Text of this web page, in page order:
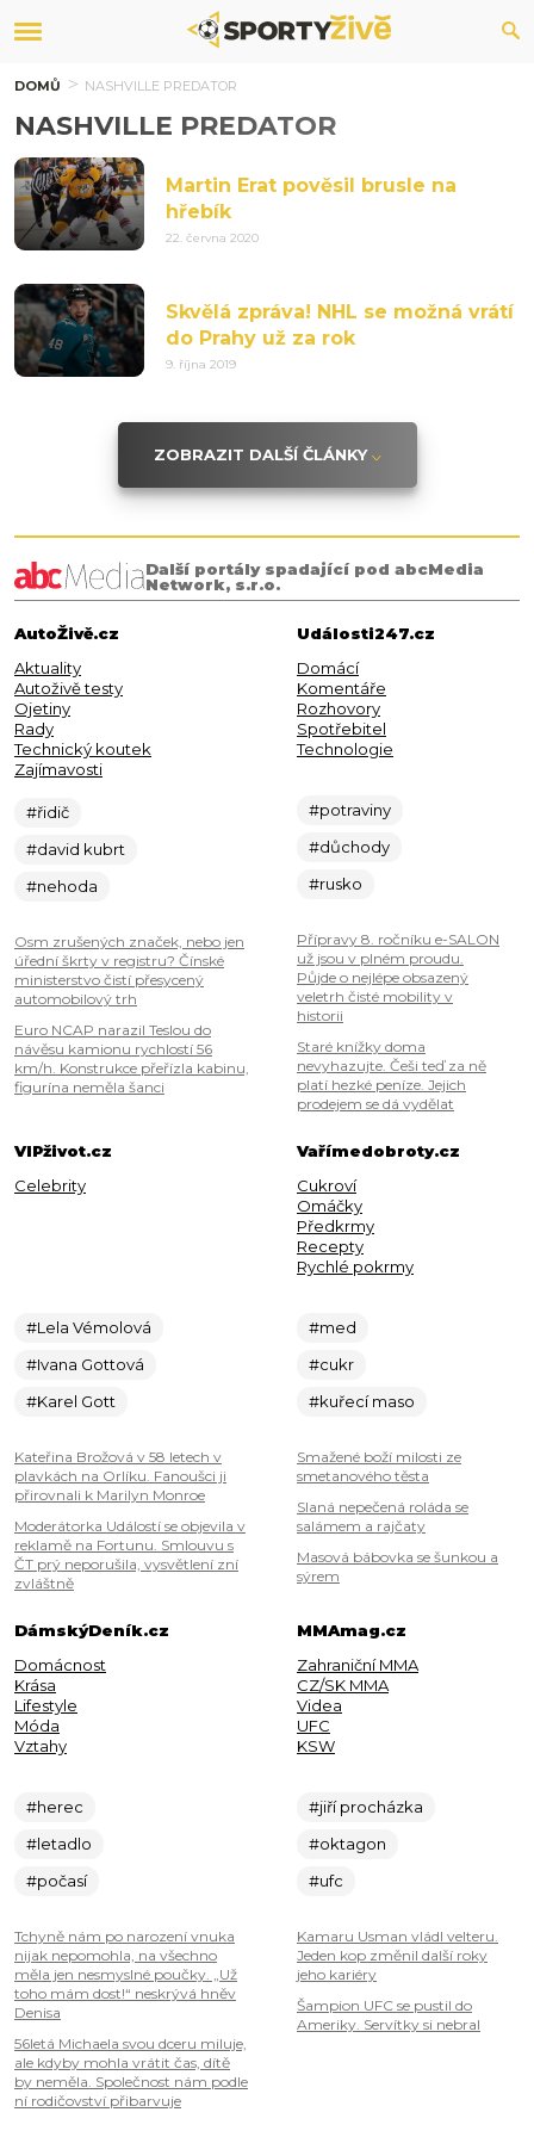
DOMŮ NASHVILLE PREDATOR
NASHVILLE PREDATOR
Martin Erat pověsil brusle na
hřebík
22. června 2020
Skvělá zpráva! NHL se možná vrátí
do Prahy už za rok
9. října 2019
ZOBRAZIT DALŠÍ ČLÁNKY
Další portály spadající pod abcMedia
Network, s.r.o.
AutoŽivě.cz
Aktuality
Autoživě testy
Ojetiny
Rady
Technický koutek
Zajímavosti
#řidič
#david kubrt
#nehoda
Osm zrušených značek, nebo jen
úřední škrty v registru? Čínské
ministerstvo čistí přesycený
automobilový trh
Euro NCAP narazil Teslou do
návěsu kamionu rychlostí 56
km/h. Konstrukce přeřízla kabinu,
figurína neměla šanci
Události247.cz
Domácí
Komentáře
Rozhovory
Spotřebitel
Technologie
#potraviny
#důchody
#rusko
Přípravy 8. ročníku e-SALON
už jsou v plném proudu.
Půjde o nejlépe obsazený
veletrh čisté mobility v
historii
Staré knížky doma
nevyhazujte. Češi teď za ně
platí hezké peníze. Jejich
prodejem se dá vydělat
VIPživot.cz
Celebrity
#Lela Vémolová
#Ivana Gottová
#Karel Gott
Kateřina Brožová v 58 letech v
plavkách na Orlíku. Fanoušci ji
přirovnali k Marilyn Monroe
Moderátorka Událostí se objevila v
reklamě na Fortunu. Smlouvu s
ČT prý neporušila, vysvětlení zní
zvláštně
Vařímedobroty.cz
Cukroví
Omáčky
Předkrmy
Recepty
Rychlé pokrmy
#med
#cukr
#kuřecí maso
Smažené boží milosti ze
smetanového těsta
Slaná nepečená roláda se
salámem a rajčaty
Masová bábovka se šunkou a
sýrem
DámskýDeník.cz
Domácnost
Krása
Lifestyle
Móda
Vztahy
#herec
#letadlo
#počasí
Tchyně nám po narození vnuka
nijak nepomohla, na všechno
měla jen nesmyslné poučky. „Už
toho mám dost!“ neskrývá hněv
Denisa
56letá Michaela svou dceru miluje,
ale kdyby mohla vrátit čas, dítě
by neměla. Společnost nám podle
ní rodičovství přibarvuje
MMAmag.cz
Zahraniční MMA
CZ/SK MMA
Videa
UFC
KSW
#jiří procházka
#oktagon
#ufc
Kamaru Usman vládl velteru.
Jeden kop změnil další roky
jeho kariéry
Šampion UFC se pustil do
Ameriky. Servítky si nebral